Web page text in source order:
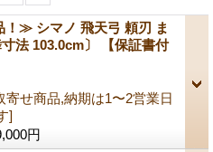
≫ シマノ 飛天弓 頼刃 ま
法 103.0cm〕 【保証書付
寄せ商品,納期は1〜2営業日
]
円